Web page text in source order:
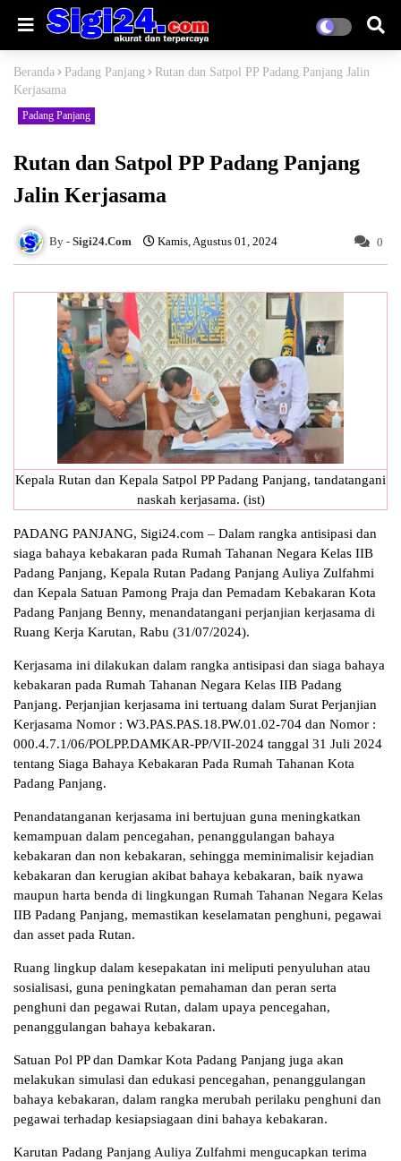
Beranda Padang Panjang
Rutan dan Satpol PP Padang Panjang Jalin
Kerjasama
Padang Panjang
Rutan dan Satpol PP Padang Panjang
Jalin Kerjasama
Sigi24.Com Kamis, Agustus 01, 2024 0
Kepala Rutan dan Kepala Satpol PP Padang Panjang, tandatangani
naskah kerjasama. (ist)
PADANG PANJANG, Sigi24.com – Dalam rangka antisipasi dan
siaga bahaya kebakaran pada Rumah Tahanan Negara Kelas IIB
Padang Panjang, Kepala Rutan Padang Panjang Auliya Zulfahmi
dan Kepala Satuan Pamong Praja dan Pemadam Kebakaran Kota
Padang Panjang Benny, menandatangani perjanjian kerjasama di
Ruang Kerja Karutan, Rabu (31/07/2024).
Kerjasama ini dilakukan dalam rangka antisipasi dan siaga bahaya
kebakaran pada Rumah Tahanan Negara Kelas IIB Padang
Panjang. Perjanjian kerjasama ini tertuang dalam Surat Perjanjian
Kerjasama Nomor : W3.PAS.PAS.18.PW.01.02-704 dan Nomor :
000.4.7.1/06/POLPP.DAMKAR-PP/VII-2024 tanggal 31 Juli 2024
tentang Siaga Bahaya Kebakaran Pada Rumah Tahanan Kota
Padang Panjang.
Penandatanganan kerjasama ini bertujuan guna meningkatkan
kemampuan dalam pencegahan, penanggulangan bahaya
kebakaran dan non kebakaran, sehingga meminimalisir kejadian
kebakaran dan kerugian akibat bahaya kebakaran, baik nyawa
maupun harta benda di lingkungan Rumah Tahanan Negara Kelas
IIB Padang Panjang, memastikan keselamatan penghuni, pegawai
dan asset pada Rutan.
Ruang lingkup dalam kesepakatan ini meliputi penyuluhan atau
sosialisasi, guna peningkatan pemahaman dan peran serta
penghuni dan pegawai Rutan, dalam upaya pencegahan,
penanggulangan bahaya kebakaran.
Satuan Pol PP dan Damkar Kota Padang Panjang juga akan
melakukan simulasi dan edukasi pencegahan, penanggulangan
bahaya kebakaran, dalam rangka merubah perilaku penghuni dan
pegawai terhadap kesiapsiagaan dini bahaya kebakaran.
Karutan Padang Panjang Auliya Zulfahmi mengucapkan terima